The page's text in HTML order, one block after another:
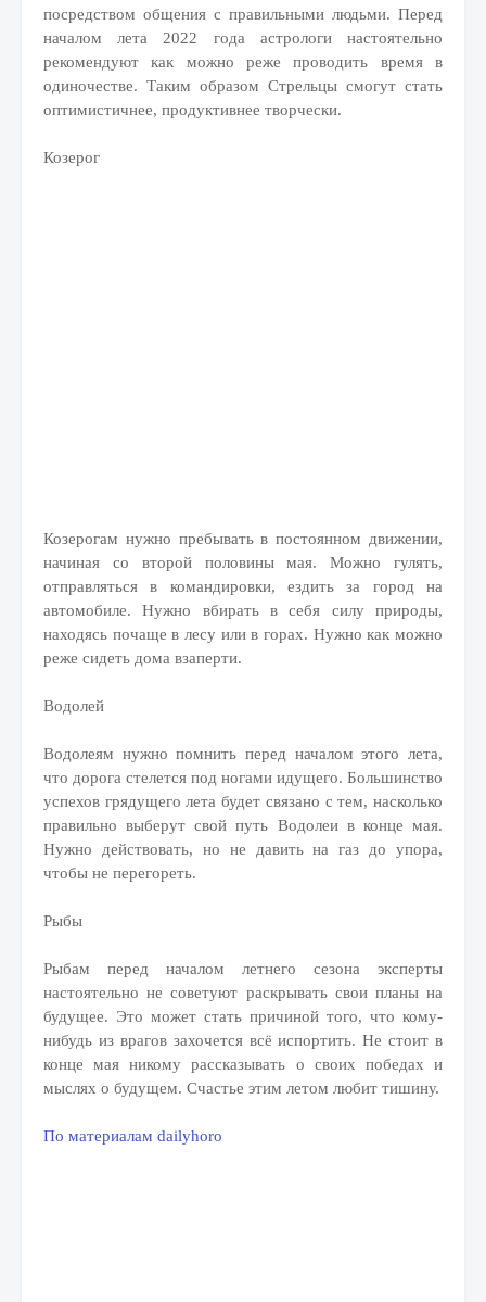
посредством общения с правильными людьми. Перед
началом лета 2022 года астрологи настоятельно
рекомендуют как можно реже проводить время в
одиночестве. Таким образом Стрельцы смогут стать
оптимистичнее, продуктивнее творчески.
Козерог
Козерогам нужно пребывать в постоянном движении,
начиная со второй половины мая. Можно гулять,
отправляться в командировки, ездить за город на
автомобиле. Нужно вбирать в себя силу природы,
находясь почаще в лесу или в горах. Нужно как можно
реже сидеть дома взаперти.
Водолей
Водолеям нужно помнить перед началом этого лета,
что дорога стелется под ногами идущего. Большинство
успехов грядущего лета будет связано с тем, насколько
правильно выберут свой путь Водолеи в конце мая.
Нужно действовать, но не давить на газ до упора,
чтобы не перегореть.
Рыбы
Рыбам перед началом летнего сезона эксперты
настоятельно не советуют раскрывать свои планы на
будущее. Это может стать причиной того, что кому-
нибудь из врагов захочется всё испортить. Не стоит в
конце мая никому рассказывать о своих победах и
мыслях о будущем. Счастье этим летом любит тишину.
По материалам dailyhoro